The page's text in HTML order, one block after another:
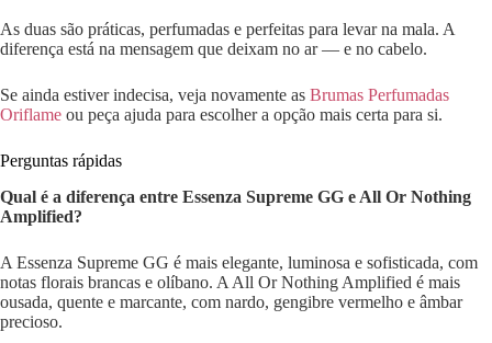
As duas são práticas, perfumadas e perfeitas para levar na mala. A
diferença está na mensagem que deixam no ar — e no cabelo.
Se ainda estiver indecisa, veja novamente as Brumas Perfumadas
Oriflame ou peça ajuda para escolher a opção mais certa para si.
Perguntas rápidas
Qual é a diferença entre Essenza Supreme GG e All Or Nothing
Amplified?
A Essenza Supreme GG é mais elegante, luminosa e sofisticada, com
notas florais brancas e olíbano. A All Or Nothing Amplified é mais
ousada, quente e marcante, com nardo, gengibre vermelho e âmbar
precioso.